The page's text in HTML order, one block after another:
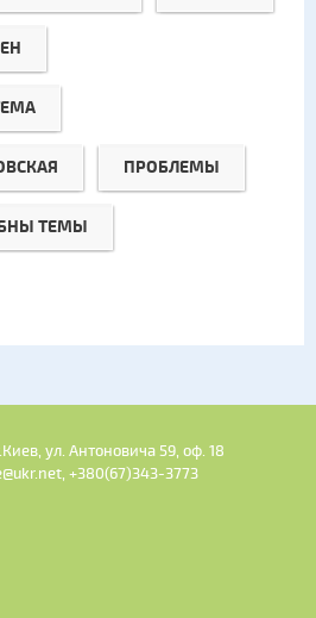
ПРОБЛЕМЫ
ТЕМЫ
ул. Антоновича 59, оф. 18
+380(67)343-3773